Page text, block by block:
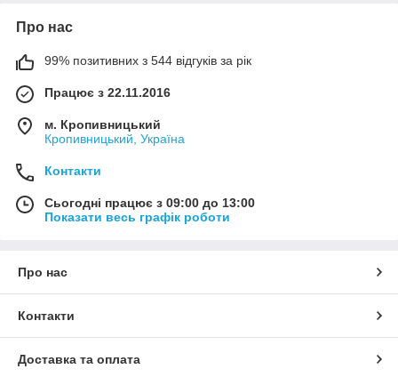
Про нас
99% позитивних з 544 відгуків за рік
Працює з 22.11.2016
м. Кропивницький
Кропивницький, Україна
Контакти
Сьогодні працює з 09:00 до 13:00
Показати весь графік роботи
Про нас
Контакти
Доставка та оплата